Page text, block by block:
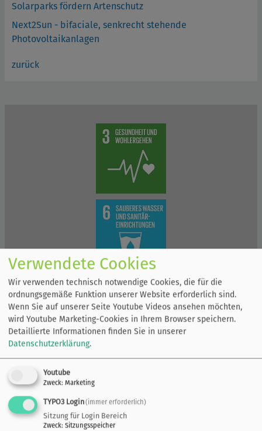
Solarparks fördern Artenschutz
Next2Sun - bifaciale, senkrecht stehende
Photovoltaikanlagen
zurück
Verwendete Cookies
Wir verwenden technisch notwendige Cookies, die für die
ordnungsgemäße Funktion unserer Website erforderlich sind.
Wenn Sie auf unserer Seite Youtube Videos ansehen möchten,
wird Youtube Marketing-Cookies in Ihrem Browser speichern.
Detaillierte Informationen finden Sie in unserer
Datenschutzerklärung.
Youtube
Zweck: Marketing
TYPO3 Login(immer erforderlich)
Sitzung für Login Bereich
Zweck: Sitzungsspeicher